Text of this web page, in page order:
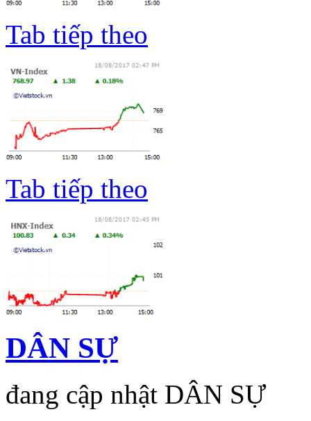
Tab tiếp theo
Tab tiếp theo
DÂN SỰ
đang cập nhật DÂN SỰ